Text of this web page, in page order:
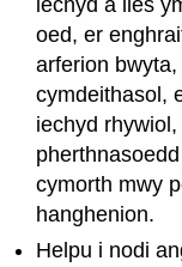
iechyd a lles
oed, er
arferion bwyta,
cymdeithasol,
iechyd
cymorth mwy
hanghenion.
Helpu i nodi